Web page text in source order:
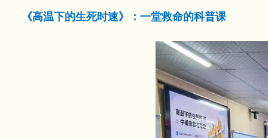
《高温下的生死时速》：一堂救命的科普课